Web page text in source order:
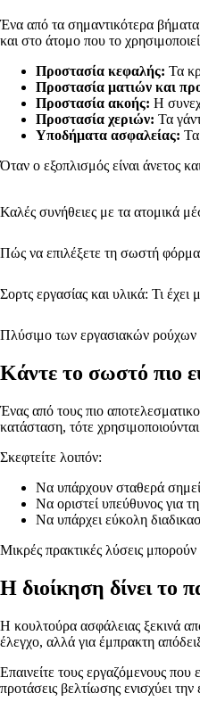
Ένα από τα σημαντικότερα
και στο άτομο που το
Προστασία κεφαλής: Τα
Προστασία ματιών και
Προστασία ακοής: Η
Προστασία χεριών: Τα
Υποδήματα ασφαλείας: Τα
Όταν ο εξοπλισμός είναι άνετος
Καλές συνήθειες με τα ατομικά
Πώς να επιλέξετε τη σωστή
Σορτς εργασίας και υλικά: Τι
Πλύσιμο των εργασιακών ρούχων
Κάντε το σωστό πιο
Ένας από τους πιο
κατάσταση, τότε
Σκεφτείτε λοιπόν:
Να υπάρχουν σταθερά
Να οριστεί υπεύθυνος για
Να υπάρχει εύκολη
Μικρές πρακτικές λύσεις
Η διοίκηση δίνει το
Η κουλτούρα ασφάλειας ξεκινά
έλεγχο, αλλά για έμπρακτη
Επαινείτε τους εργαζόμενους που
προτάσεις βελτίωσης ενισχύει